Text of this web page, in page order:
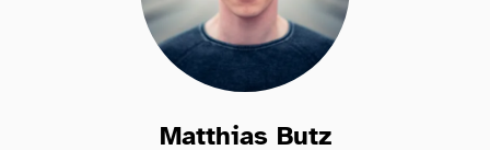
Matthias Butz